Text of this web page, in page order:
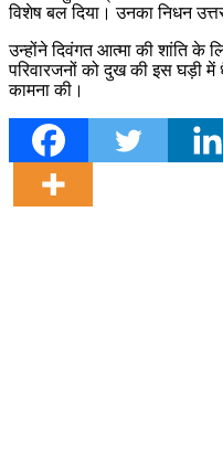
विशेष बल दिया। उनका निधन
उन्होंने दिवंगत आत्मा की शांति के
परिवारजनों को दुख की इस घड़ी
कामना की।